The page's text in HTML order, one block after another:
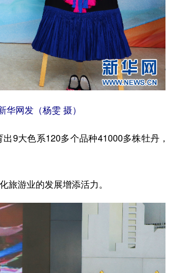
网发（杨雯 摄）
9大色系120多个品种41000多株牡丹
游业的发展增添活力。